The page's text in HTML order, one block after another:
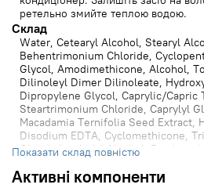
ретельно змийте теплою водою.
Cклад
Water, Cetearyl Alcohol, Stearyl
Behentrimonium Chloride,
Glycol, Amodimethicone, Alcohol,
Dilinoleyl Dimer Dilinoleate,
Dipropylene Glycol, Caprylic/Capric
Steartrimonium Chloride, Caprylyl
Macadamia Ternifolia Seed Extract,
Disodium EDTA, Cyclomethicone,
Glycol, Arachidyl Alcohol,
Alcohol, Citric Acid,
Dipotassium Glycyrrhizate,
Показати склад повністю
Активні компоненти